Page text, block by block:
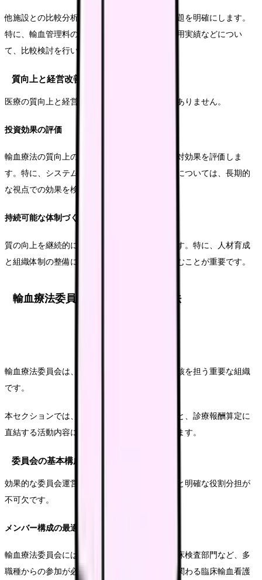
他施設との比較分析を行い、自施設の強みと課題を明確にします。
特に、輸血管理料の算定状況や、血液製剤の使用実績などについ
て、比較検討を行います。
質向上と経営改善の両立
医療の質向上と経営改善は、相反するものではありません。
投資効果の評価
輸血療法の質向上のための投資について、費用対効果を評価しま
す。特に、システム導入や人材育成などの投資については、長期的
な視点での効果を検討します。
持続可能な体制づくり
質の向上を継続的に実現できる体制を構築します。特に、人材育成
と組織体制の整備については、計画的に取り組むことが重要です。
輸血療法委員会の効果的な運営方法
輸血療法委員会は、輸血管理料の算定要件の中核を担う重要な組織
です。
本セクションでは、委員会の効果的な運営方法と、診療報酬算定に
直結する活動内容について詳しく解説していきます。
委員会の基本構成と役割分担
効果的な委員会運営には、適切な構成員の選定と明確な役割分担が
不可欠です。
メンバー構成の最適化
輸血療法委員会には、診療部門、看護部門、臨床検査部門など、多
職種からの参加が必要です。特に、輸血療法に関わる臨床輸血看護